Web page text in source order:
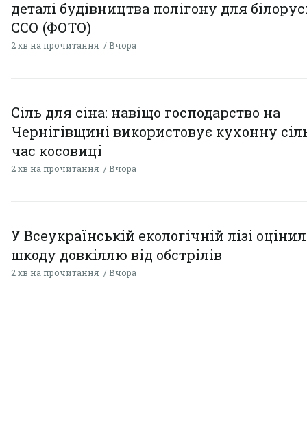
деталі будівництва полігону для
ССО (ФОТО)
2 хв на прочитання Вчора
Сіль для сіна: навіщо господарство на
Чернігівщині використовує кухонну
час косовиці
2 хв на прочитання Вчора
У Всеукраїнській екологічній лізі
шкоду довкіллю від обстрілів
2 хв на прочитання Вчора